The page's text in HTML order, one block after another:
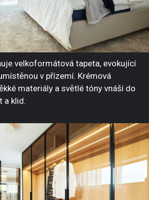
velkoformátová tapeta, evokující
v přízemí. Krémová
materiály a světlé tóny vnáší do
a klid.